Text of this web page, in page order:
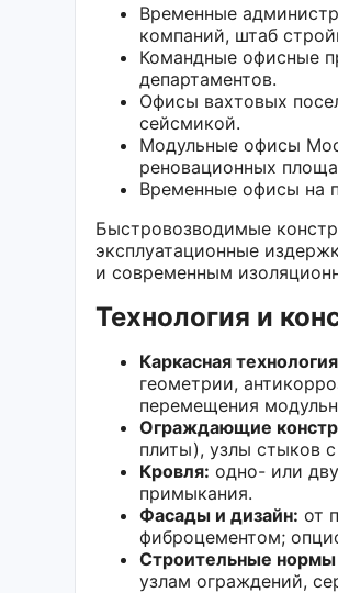
Временные
компаний, штаб
Командные офисные
департаментов.
Офисы вахтовых
сейсмикой.
Модульные офисы
реновационных
Временные офисы на
Быстровозводимые
эксплуатационные
и современным
Технология и
Каркасная
геометрии,
перемещения
Ограждающие
плиты), узлы стыков
Кровля: одно- или
примыкания.
Фасады и дизайн: от
фиброцементом;
Строительные нормы
узлам ограждений,